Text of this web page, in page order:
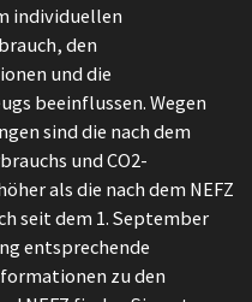
individuellen
den
und die
beeinflussen. Wegen
sind die nach dem
und CO2-
als die nach dem NEFZ
seit dem 1. September
entsprechende
zu den